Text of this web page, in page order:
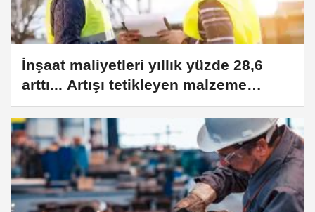
İnşaat maliyetleri yıllık yüzde 28,6
arttı... Artışı tetikleyen malzeme
maliyetleri oldu